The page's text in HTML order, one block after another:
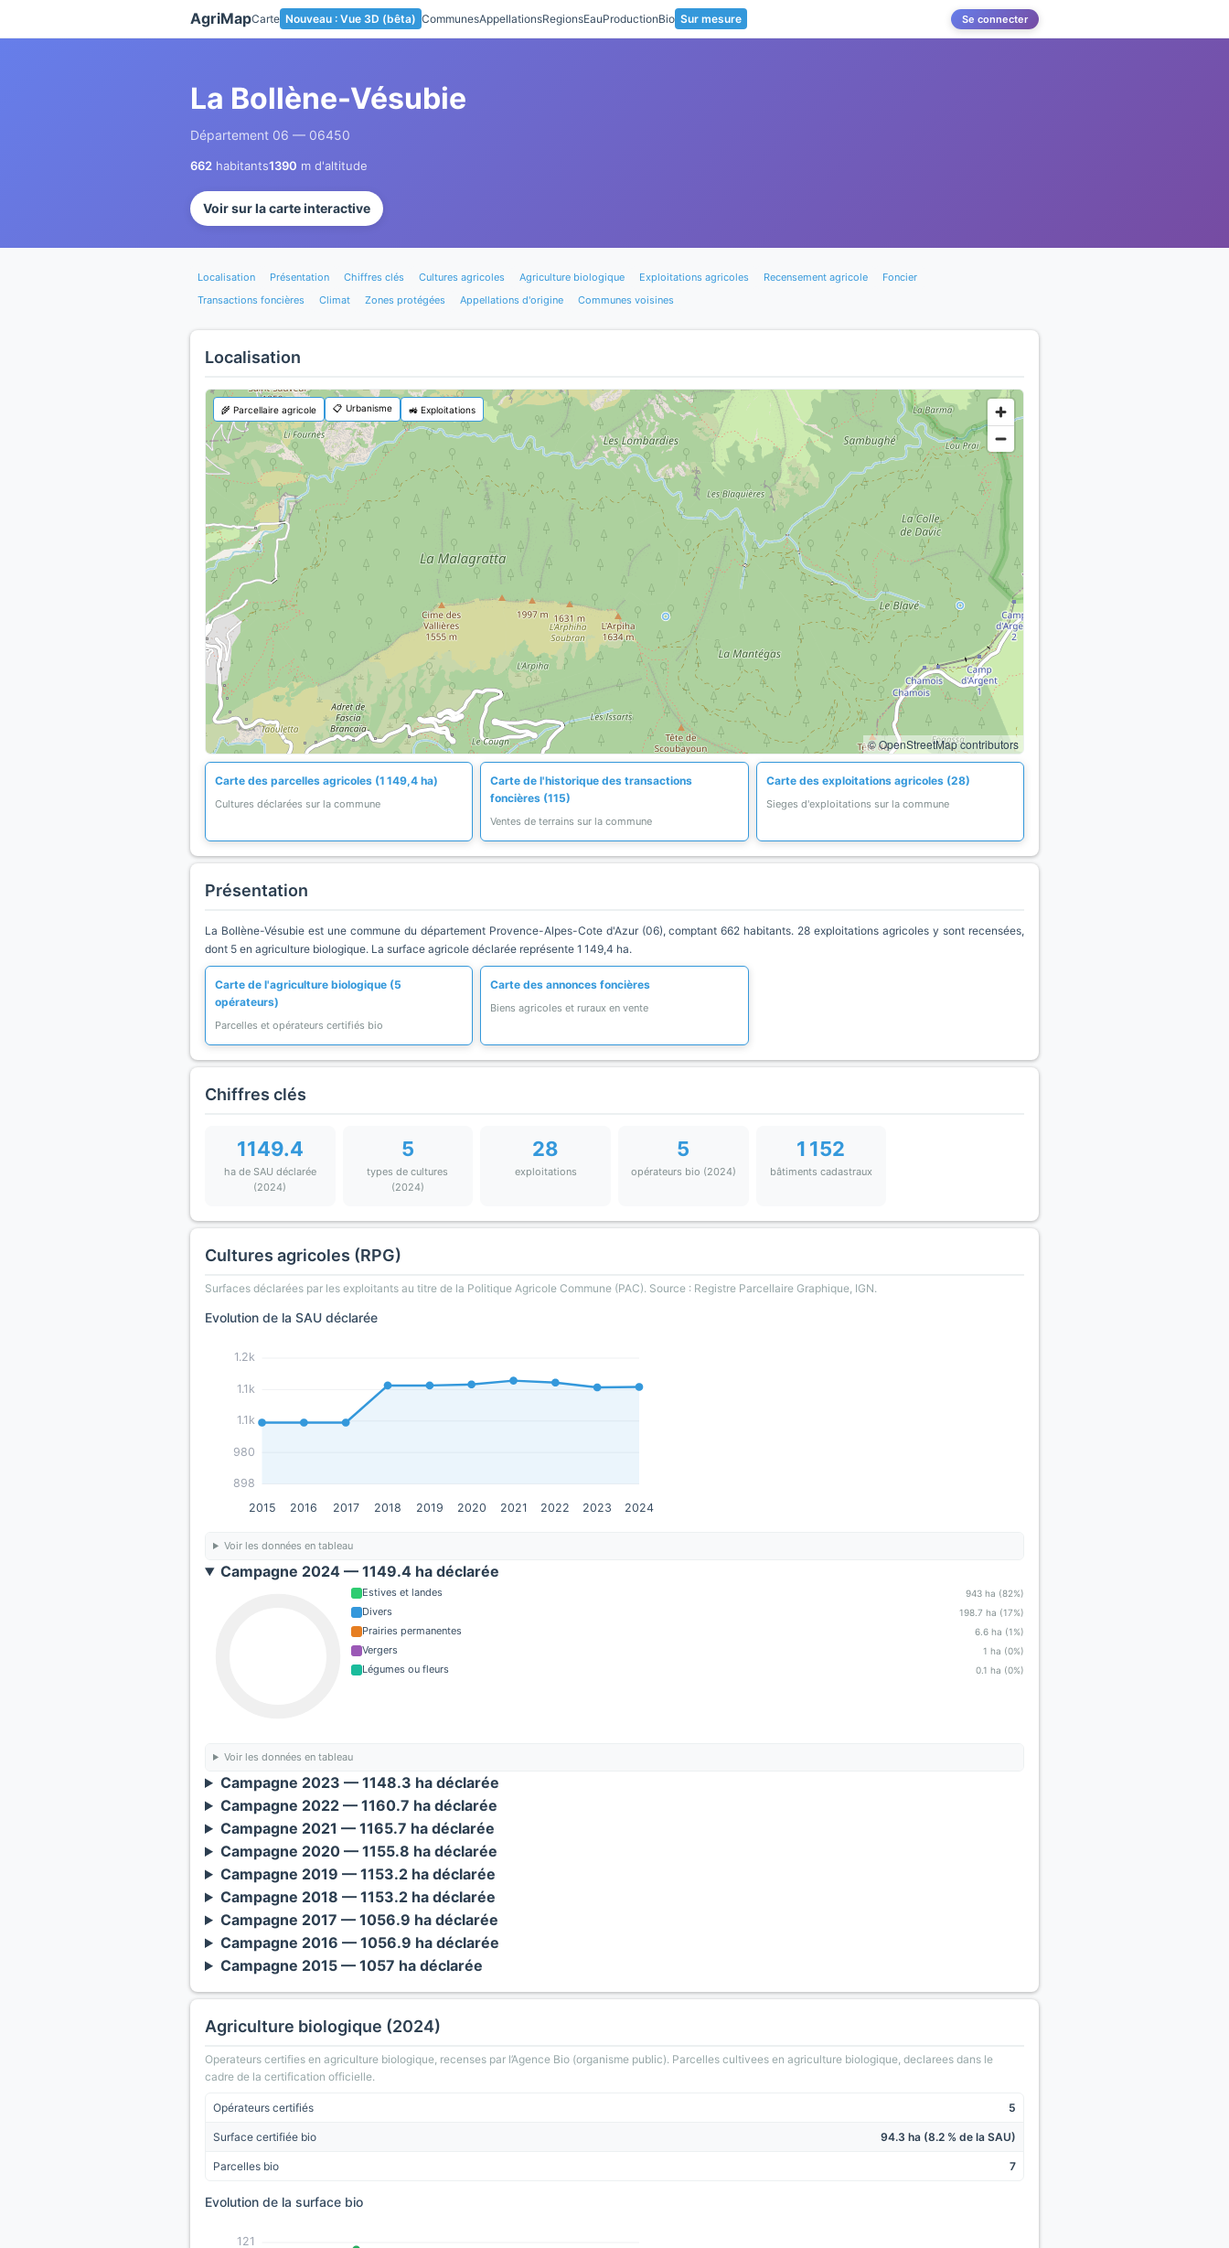
AgriMapCarte Nouveau : Vue 3D (bêta) CommunesAppellationsRegionsEauProductionBio Sur mesure Se connecter
La Bollène-Vésubie
Département 06 — 06450
662 habitants1390 m d'altitude
Voir sur la carte interactive
Localisation Présentation Chiffres clés Cultures agricoles Agriculture biologique Exploitations agricoles Recensement agricole
Foncier
Transactions foncières
Climat Zones protégées Appellations d'origine Communes voisines
Localisation
© OpenStreetMap contributors
🌾 Parcellaire agricole 📋 Urbanisme 🚜 Exploitations
Carte des parcelles agricoles (1 149,4 ha)
Cultures déclarées sur la commune
Carte de l'historique des transactions
foncières (115)
Ventes de terrains sur la commune
Carte des exploitations agricoles (28)
Sieges d'exploitations sur la commune
Présentation
La Bollène-Vésubie est une commune du département Provence-Alpes-Cote d'Azur (06), comptant 662 habitants. 28 exploitations agricoles y sont recensées,
dont 5 en agriculture biologique. La surface agricole déclarée représente 1 149,4 ha.
Carte de l'agriculture biologique (5
opérateurs)
Parcelles et opérateurs certifiés bio
Carte des annonces foncières
Biens agricoles et ruraux en vente
Chiffres clés
1149.4
ha de SAU déclarée
(2024)
5
types de cultures
(2024)
28
exploitations
5
opérateurs bio (2024)
1 152
bâtiments cadastraux
Cultures agricoles (RPG)
Surfaces déclarées par les exploitants au titre de la Politique Agricole Commune (PAC). Source : Registre Parcellaire Graphique, IGN.
Evolution de la SAU déclarée
898
980
1.1k
1.1k
1.2k
2015 2016 2017 2018 2019 2020 2021 2022 2023 2024
Voir les données en tableau
Campagne 2024 — 1149.4 ha déclarée
Estives et landes 943 ha (82%)
Divers 198.7 ha (17%)
Prairies permanentes 6.6 ha (1%)
Vergers 1 ha (0%)
Légumes ou fleurs 0.1 ha (0%)
Voir les données en tableau
Campagne 2023 — 1148.3 ha déclarée
Campagne 2022 — 1160.7 ha déclarée
Campagne 2021 — 1165.7 ha déclarée
Campagne 2020 — 1155.8 ha déclarée
Campagne 2019 — 1153.2 ha déclarée
Campagne 2018 — 1153.2 ha déclarée
Campagne 2017 — 1056.9 ha déclarée
Campagne 2016 — 1056.9 ha déclarée
Campagne 2015 — 1057 ha déclarée
Agriculture biologique (2024)
Operateurs certifies en agriculture biologique, recenses par l’Agence Bio (organisme public). Parcelles cultivees en agriculture biologique, declarees dans le
cadre de la certification officielle.
Opérateurs certifiés 5
Surface certifiée bio 94.3 ha (8.2 % de la SAU)
Parcelles bio 7
Evolution de la surface bio
121
Panneau de gestion des cookies